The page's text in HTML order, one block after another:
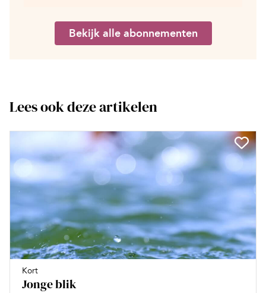
Bekijk alle abonnementen
Lees ook deze artikelen
Kort
Jonge blik